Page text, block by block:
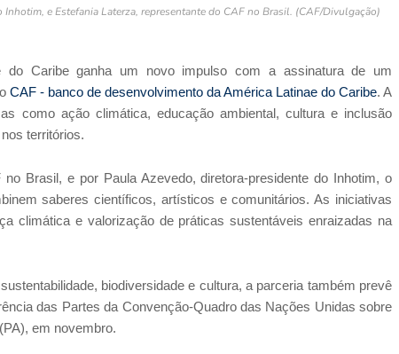
e Estefania Laterza, representante do CAF no Brasil. (CAF/Divulgação)
do Caribe ganha um novo impulso com a assinatura de um
CAF - banco de desenvolvimento da América Latinae do Caribe. A
como ação climática, educação ambiental, cultura e inclusão
territórios.
Brasil, e por Paula Azevedo, diretora-presidente do Inhotim, o
saberes científicos, artísticos e comunitários. As iniciativas
climática e valorização de práticas sustentáveis enraizadas na
biodiversidade e cultura, a parceria também prevê
das Partes da Convenção-Quadro das Nações Unidas sobre
em novembro.